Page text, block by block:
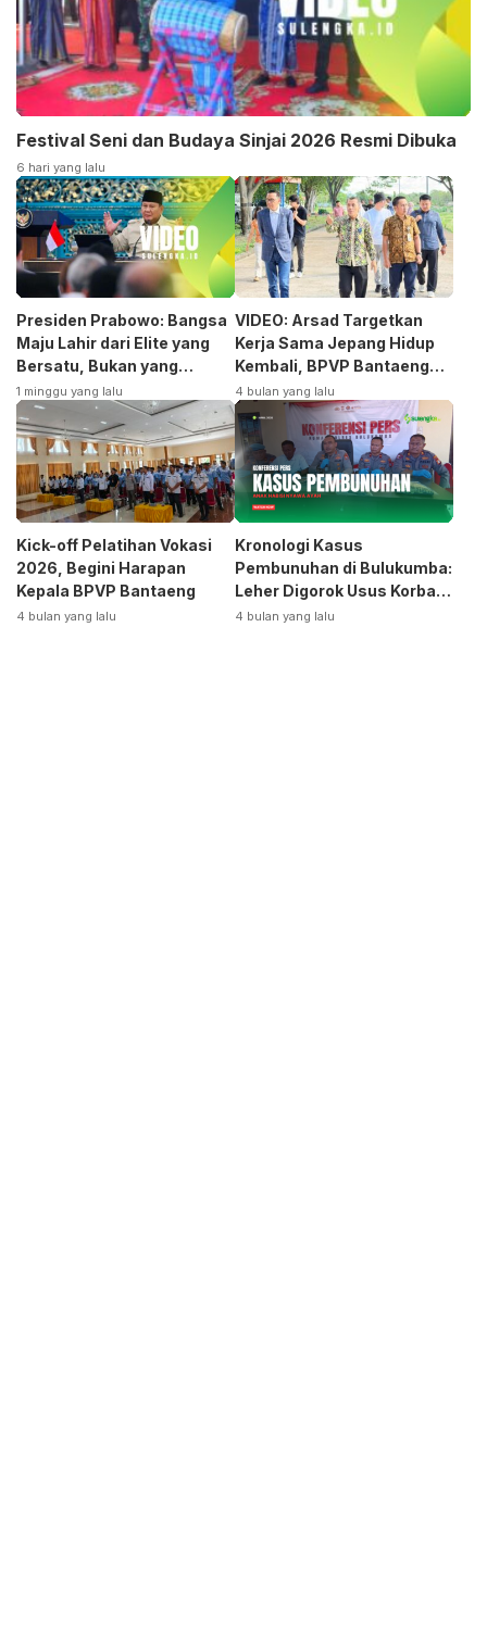
Festival Seni dan Budaya Sinjai 2026 Resmi Dibuka
6 hari yang lalu
Presiden Prabowo: Bangsa
Maju Lahir dari Elite yang
Bersatu, Bukan yang
Terpecah
1 minggu yang lalu
VIDEO: Arsad Targetkan
Kerja Sama Jepang Hidup
Kembali, BPVP Bantaeng
Siap Bangkitkan Jurusan
Otomotif
4 bulan yang lalu
Kick-off Pelatihan Vokasi
2026, Begini Harapan
Kepala BPVP Bantaeng
4 bulan yang lalu
Kronologi Kasus
Pembunuhan di Bulukumba:
Leher Digorok Usus Korban
Dikeluarkan
4 bulan yang lalu